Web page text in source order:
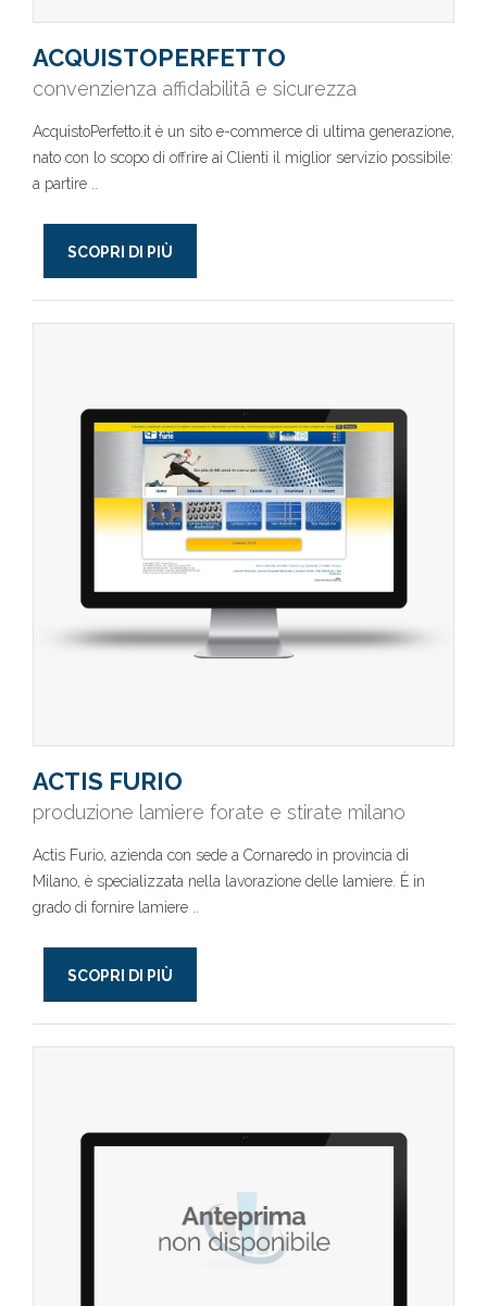
ACQUISTOPERFETTO
convenzienza affidabilitã e sicurezza
AcquistoPerfetto.it è un sito e-commerce di ultima generazione,
nato con lo scopo di offrire ai Clienti il miglior servizio possibile:
a partire ..
SCOPRI DI PIÙ
ACTIS FURIO
produzione lamiere forate e stirate milano
Actis Furio, azienda con sede a Cornaredo in provincia di
Milano, è specializzata nella lavorazione delle lamiere. È in
grado di fornire lamiere ..
SCOPRI DI PIÙ